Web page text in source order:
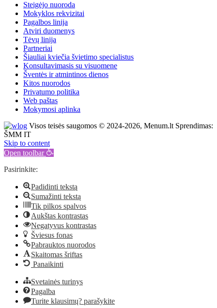
Steigėjo nuoroda
Mokyklos rekvizitai
Pagalbos linija
Atviri duomenys
Tėvų linija
Partneriai
Šiauliai kviečia švietimo specialistus
Konsultavimasis su visuomene
Šventės ir atmintinos dienos
Kitos nuorodos
Privatumo politika
Web paštas
Mokymosi aplinka
Visos teisės saugomos © 2024-2026, Menum.lt Sprendimas:
ŠMM IT
Skip to content
Open toolbar
Pasirinkite:
Padidinti tekstą
Sumažinti tekstą
Tik pilkos spalvos
Aukštas kontrastas
Negatyvus kontrastas
Šviesus fonas
Pabrauktos nuorodos
Skaitomas šriftas
Panaikinti
Svetainės turinys
Pagalba
Turite klausimų? parašykite